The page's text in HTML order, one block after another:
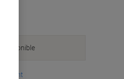
disponible